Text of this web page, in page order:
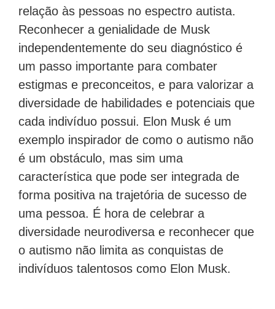
relação às pessoas no espectro autista.
Reconhecer a genialidade de Musk
independentemente do seu diagnóstico é
um passo importante para combater
estigmas e preconceitos, e para valorizar a
diversidade de habilidades e potenciais que
cada indivíduo possui. Elon Musk é um
exemplo inspirador de como o autismo não
é um obstáculo, mas sim uma
característica que pode ser integrada de
forma positiva na trajetória de sucesso de
uma pessoa. É hora de celebrar a
diversidade neurodiversa e reconhecer que
o autismo não limita as conquistas de
indivíduos talentosos como Elon Musk.